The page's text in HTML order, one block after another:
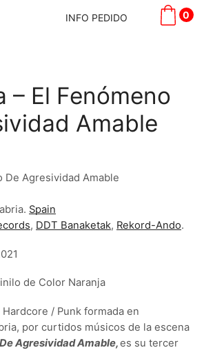
INFO PEDIDO 0
– El Fenómeno
Amable
De Agresividad Amable
. Spain
, DDT Banaketak, Rekord-Ando.
de Color Naranja
Hardcore / Punk formada en
por curtidos músicos de la escena
Agresividad Amable,es su tercer